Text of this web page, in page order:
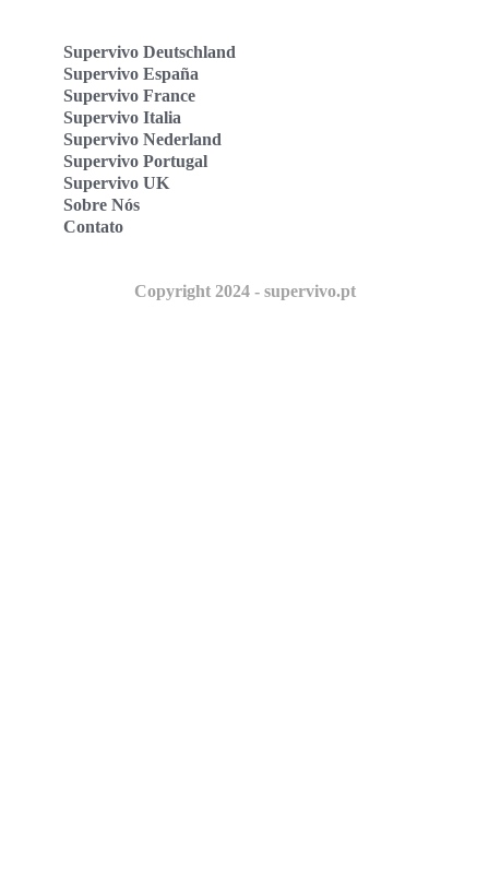
Supervivo Deutschland
Supervivo España
Supervivo France
Supervivo Italia
Supervivo Nederland
Supervivo Portugal
Supervivo UK
Sobre Nós
Contato
Copyright 2024 - supervivo.pt